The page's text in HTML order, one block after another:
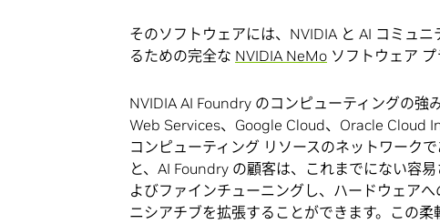
そのソフトウェアには、NVIDIA と AI コミュ
るための完全な NVIDIA NeMo ソフトウェア プ
NVIDIA AI Foundry のコンピューティングの
Web Services、Google Cloud、Oracle Cloud
コンピューティング リソースのネットワークで
と、AI Foundry の顧客は、これまでにない容
よびファインチューニングし、ハードウェア
ニシアチブを拡張することができます。この